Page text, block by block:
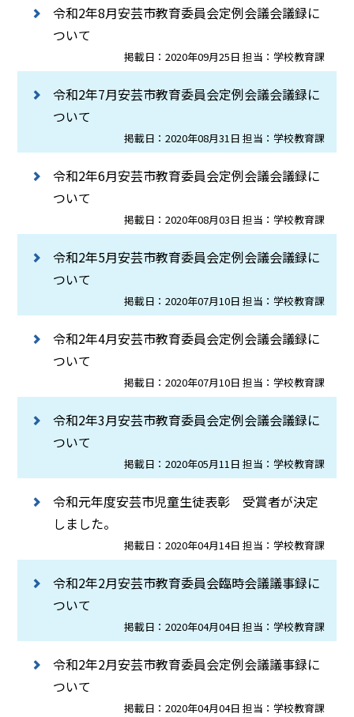
令和2年8月安芸市教育委員会定例会議会議録に
ついて
掲載日：2020年09月25日 担当：学校教育課
令和2年7月安芸市教育委員会定例会議会議録に
ついて
掲載日：2020年08月31日 担当：学校教育課
令和2年6月安芸市教育委員会定例会議会議録に
ついて
掲載日：2020年08月03日 担当：学校教育課
令和2年5月安芸市教育委員会定例会議会議録に
ついて
掲載日：2020年07月10日 担当：学校教育課
令和2年4月安芸市教育委員会定例会議会議録に
ついて
掲載日：2020年07月10日 担当：学校教育課
令和2年3月安芸市教育委員会定例会議会議録に
ついて
掲載日：2020年05月11日 担当：学校教育課
令和元年度安芸市児童生徒表彰 受賞者が決定
しました。
掲載日：2020年04月14日 担当：学校教育課
令和2年2月安芸市教育委員会臨時会議議事録に
ついて
掲載日：2020年04月04日 担当：学校教育課
令和2年2月安芸市教育委員会定例会議議事録に
ついて
掲載日：2020年04月04日 担当：学校教育課